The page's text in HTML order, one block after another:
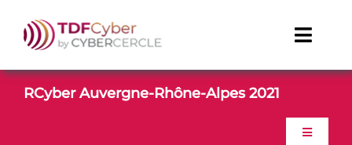
contenu
TDFCyber
RCyber Auvergne-Rhône-Alpes 2021
Toggle